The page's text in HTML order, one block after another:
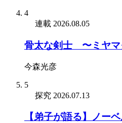
4
連載 2026.08.05
骨太な剣士 〜ミヤマ
今森光彦
5
探究 2026.07.13
【弟子が語る】ノー